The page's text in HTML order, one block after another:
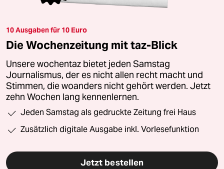
10 Ausgaben für 10 Euro
Die Wochenzeitung mit taz-Blick
Unsere wochentaz bietet jeden Samstag
Journalismus, der es nicht allen recht macht und
Stimmen, die woanders nicht gehört werden. Jetzt
zehn Wochen lang kennenlernen.
Jeden Samstag als gedruckte Zeitung frei Haus
Zusätzlich digitale Ausgabe inkl. Vorlesefunktion
Jetzt bestellen